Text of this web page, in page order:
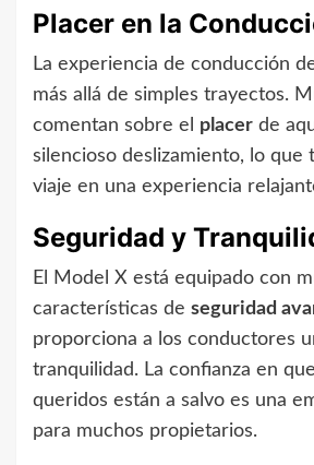
Placer en la
La experiencia de conducción
más allá de simples trayectos.
comentan sobre el placer de
silencioso deslizamiento, lo que
viaje en una experiencia
Seguridad y
El Model X está equipado con
características de seguridad
proporciona a los conductores
tranquilidad. La confianza en
queridos están a salvo es una
para muchos propietarios.